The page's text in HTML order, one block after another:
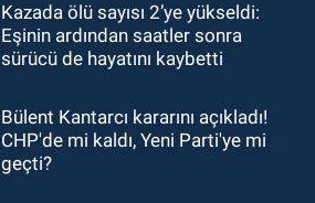
Zonguldak
13:39
görevinden ayrıldı.
Kazada ölü sayısı 2’ye yükseldi:
Eşinin ardından saatler sonra
sürücü de hayatını kaybetti
Bülent Kantarcı kararını açıkladı!
CHP'de mi kaldı, Yeni Parti'ye mi
geçti?